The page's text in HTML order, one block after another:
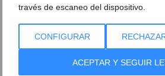
través de escaneo del dispositivo.
CONFIGURAR
ACEPTAR Y SEGUIR
Port Rotes gana las 12 horas de